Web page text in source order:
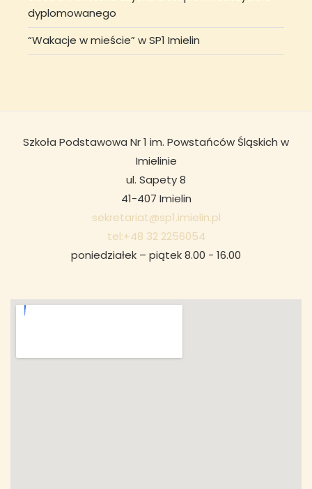
dyplomowanego
“Wakacje w mieście” w SP1 Imielin
Szkoła Podstawowa Nr 1 im. Powstańców Śląskich w
Imielinie
ul. Sapety 8
41-407 Imielin
sekretariat@sp1.imielin.pl
tel:+48 32 2256054
poniedziałek – piątek 8.00 - 16.00